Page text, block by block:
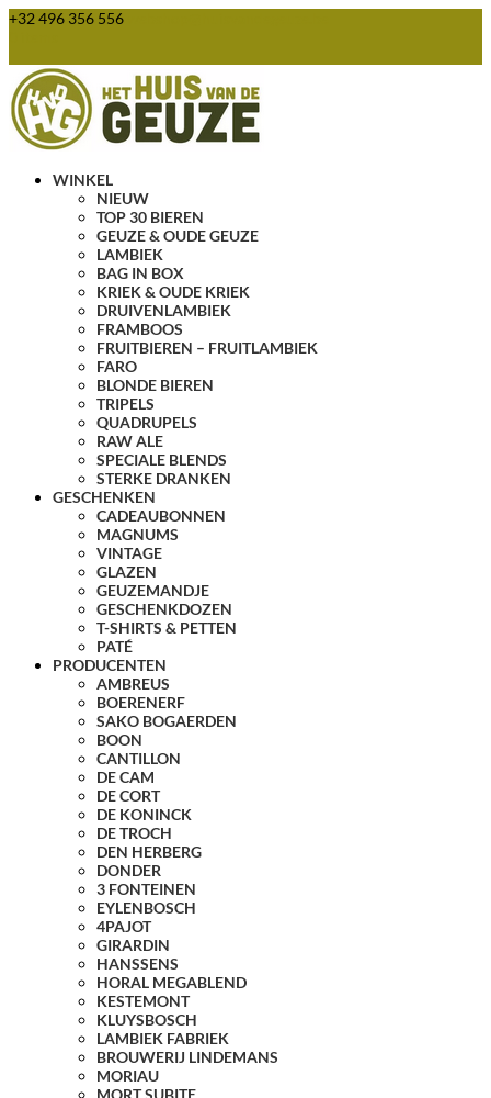
+32 496 356 556
WINKEL
NIEUW
TOP 30 BIEREN
GEUZE & OUDE GEUZE
LAMBIEK
BAG IN BOX
KRIEK & OUDE KRIEK
DRUIVENLAMBIEK
FRAMBOOS
FRUITBIEREN – FRUITLAMBIEK
FARO
BLONDE BIEREN
TRIPELS
QUADRUPELS
RAW ALE
SPECIALE BLENDS
STERKE DRANKEN
GESCHENKEN
CADEAUBONNEN
MAGNUMS
VINTAGE
GLAZEN
GEUZEMANDJE
GESCHENKDOZEN
T-SHIRTS & PETTEN
PATÉ
PRODUCENTEN
AMBREUS
BOERENERF
SAKO BOGAERDEN
BOON
CANTILLON
DE CAM
DE CORT
DE KONINCK
DE TROCH
DEN HERBERG
DONDER
3 FONTEINEN
EYLENBOSCH
4PAJOT
GIRARDIN
HANSSENS
HORAL MEGABLEND
KESTEMONT
KLUYSBOSCH
LAMBIEK FABRIEK
BROUWERIJ LINDEMANS
MORIAU
MORT SUBITE